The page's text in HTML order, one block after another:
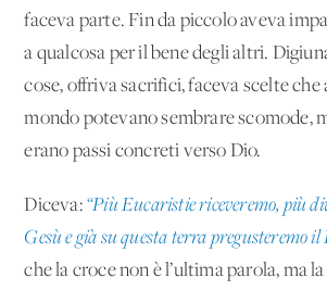
faceva parte. Fin da piccolo aveva
a qualcosa per il bene degli altri.
cose, offriva sacrifici, faceva scelte che
mondo potevano sembrare scomode,
erano passi concreti verso Dio.
Diceva: “Più Eucaristie riceveremo, più
Gesù e già su questa terra pregusteremo il
che la croce non è l’ultima parola, ma